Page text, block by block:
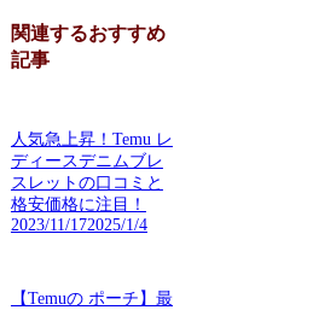
関連するおすすめ
記事
人気急上昇！Temu レ
ディースデニムブレ
スレットの口コミと
格安価格に注目！
2023/11/172025/1/4
【Temuの ポーチ】最